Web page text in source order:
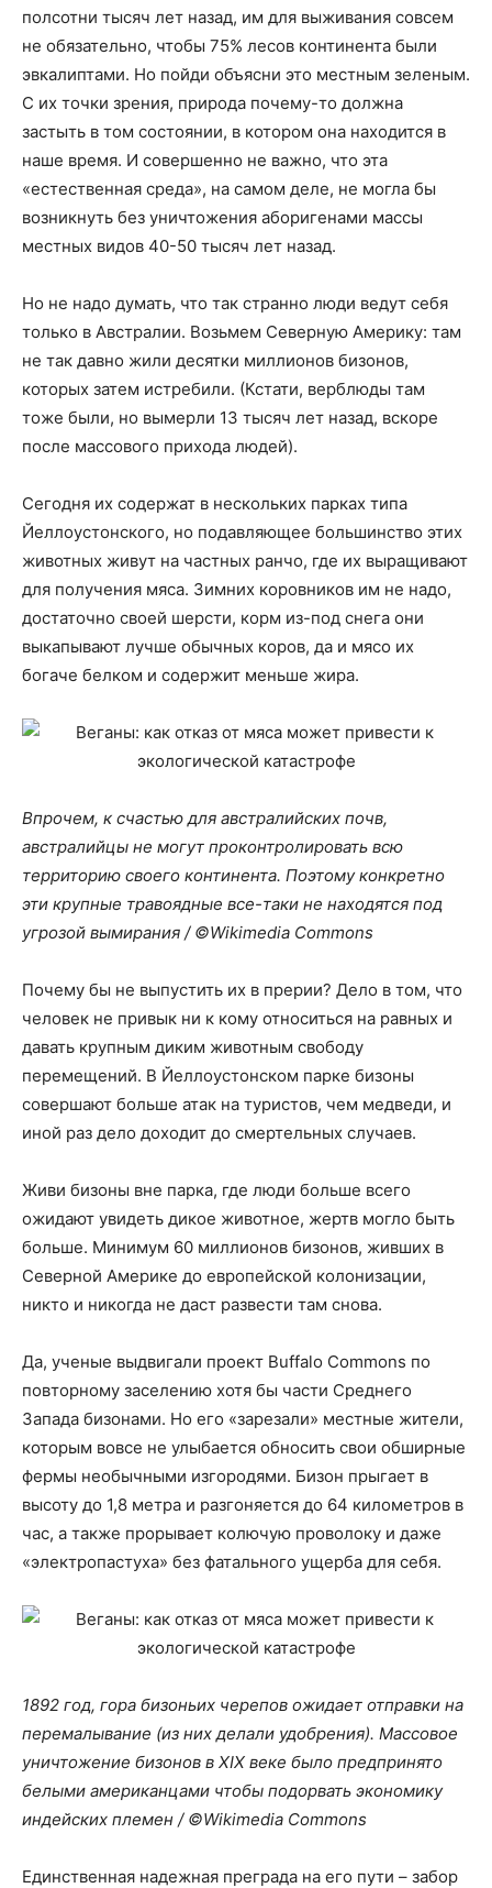
полсотни тысяч лет назад, им для выживания совсем
не обязательно, чтобы 75% лесов континента были
эвкалиптами. Но пойди объясни это местным зеленым.
С их точки зрения, природа почему-то должна
застыть в том состоянии, в котором она находится в
наше время. И совершенно не важно, что эта
«естественная среда», на самом деле, не могла бы
возникнуть без уничтожения аборигенами массы
местных видов 40-50 тысяч лет назад.
Но не надо думать, что так странно люди ведут себя
только в Австралии. Возьмем Северную Америку: там
не так давно жили десятки миллионов бизонов,
которых затем истребили. (Кстати, верблюды там
тоже были, но вымерли 13 тысяч лет назад, вскоре
после массового прихода людей).
Сегодня их содержат в нескольких парках типа
Йеллоустонского, но подавляющее большинство этих
животных живут на частных ранчо, где их выращивают
для получения мяса. Зимних коровников им не надо,
достаточно своей шерсти, корм из-под снега они
выкапывают лучше обычных коров, да и мясо их
богаче белком и содержит меньше жира.
Впрочем, к счастью для австралийских почв,
австралийцы не могут проконтролировать всю
территорию своего континента. Поэтому конкретно
эти крупные травоядные все-таки не находятся под
угрозой вымирания / ©Wikimedia Commons
Почему бы не выпустить их в прерии? Дело в том, что
человек не привык ни к кому относиться на равных и
давать крупным диким животным свободу
перемещений. В Йеллоустонском парке бизоны
совершают больше атак на туристов, чем медведи, и
иной раз дело доходит до смертельных случаев.
Живи бизоны вне парка, где люди больше всего
ожидают увидеть дикое животное, жертв могло быть
больше. Минимум 60 миллионов бизонов, живших в
Северной Америке до европейской колонизации,
никто и никогда не даст развести там снова.
Да, ученые выдвигали проект Buffalo Commons по
повторному заселению хотя бы части Среднего
Запада бизонами. Но его «зарезали» местные жители,
которым вовсе не улыбается обносить свои обширные
фермы необычными изгородями. Бизон прыгает в
высоту до 1,8 метра и разгоняется до 64 километров в
час, а также прорывает колючую проволоку и даже
«электропастуха» без фатального ущерба для себя.
1892 год, гора бизоньих черепов ожидает отправки на
перемалывание (из них делали удобрения). Массовое
уничтожение бизонов в XIX веке было предпринято
белыми американцами чтобы подорвать экономику
индейских племен / ©Wikimedia Commons
Единственная надежная преграда на его пути – забор